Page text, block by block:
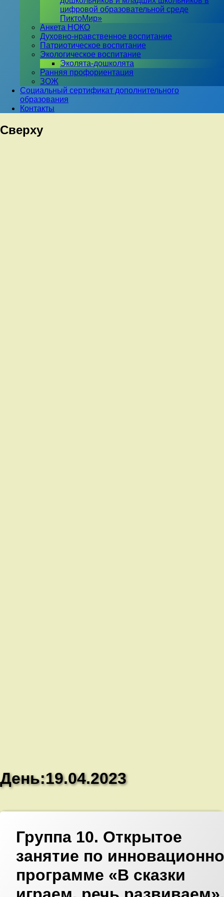
цифровой образовательной среде
ПиктоМир»
Анкета НОКО
Духовно-нравственное воспитание
Патриотическое воспитание
Экологическое воспитание
Эколята-дошколята
Ранняя профориентация
ЗОЖ
Социальный сертификат дополнительного
образования
Контакты
Сверху
День:19.04.2023
Группа 10. Открытое
занятие по
программе «В сказки
к
записи
10.
занятие
по